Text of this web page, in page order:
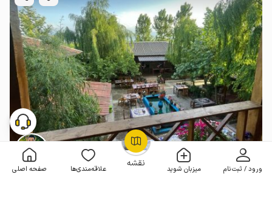
نقشه ورود / ثبت‌نام میزبان شوید علاقه‌مندی‌ها صفحه اصلی
OpenStreetMap
اقامتگاه بومگردی در آمل - کاشی محله - واحد۳